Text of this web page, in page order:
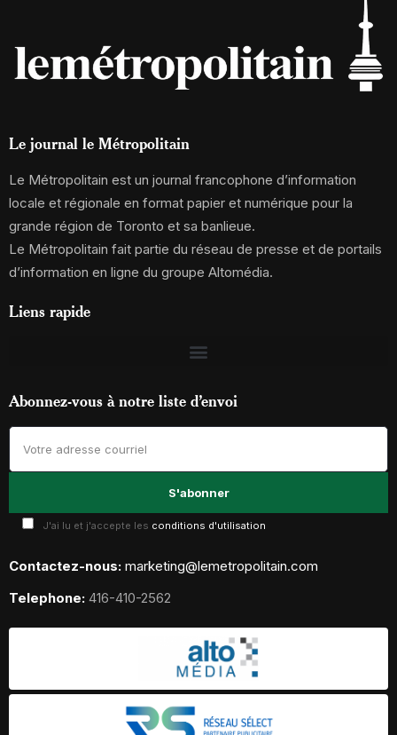
Le journal le Métropolitain
Le Métropolitain est un journal francophone d’information
locale et régionale en format papier et numérique pour la
grande région de Toronto et sa banlieue.
Le Métropolitain fait partie du réseau de presse et de portails
d’information en ligne du groupe Altomédia.
Liens rapide
Abonnez-vous à notre liste d’envoi
J'ai lu et j'accepte les conditions d'utilisation
Contactez-nous: marketing@lemetropolitain.com
Telephone: 416-410-2562